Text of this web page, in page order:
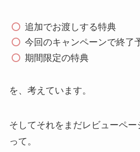
追加でお渡しする特典
今回のキャンペーンで終了
期間限定の特典
を、考えています。
そしてそれをまだレビューペー
って。